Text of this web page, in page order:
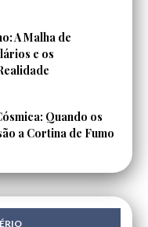
A Malha de
e os
Quando os
a Cortina de Fumo